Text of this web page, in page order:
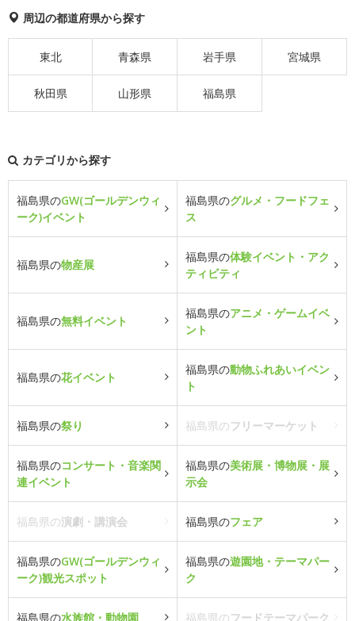
周辺の都道府県から探す
東北 青森県 岩手県 宮城県
秋田県 山形県 福島県
カテゴリから探す
福島県のGW(ゴールデンウィ
ーク)イベント
福島県のグルメ・フードフェ
ス
福島県の物産展
福島県の体験イベント・アク
ティビティ
福島県の無料イベント
福島県のアニメ・ゲームイベ
ント
福島県の花イベント
福島県の動物ふれあいイベン
ト
福島県の祭り 福島県のフリーマーケット
福島県のコンサート・音楽関
連イベント
福島県の美術展・博物展・展
示会
福島県の演劇・講演会 福島県のフェア
福島県のGW(ゴールデンウィ
ーク)観光スポット
福島県の遊園地・テーマパー
ク
福島県の水族館・動物園 福島県のフードテーマパーク